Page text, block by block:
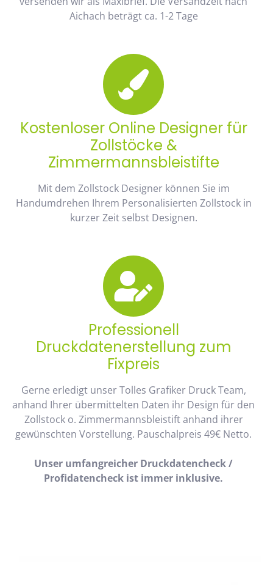
Aichach beträgt ca. 1-2 Tage
Kostenloser Online Designer für
Zollstöcke &
Zimmermannsbleistifte
Mit dem Zollstock Designer können Sie im
Handumdrehen Ihrem Personalisierten Zollstock in
kurzer Zeit selbst Designen.
Professionell
Druckdatenerstellung zum
Fixpreis
Gerne erledigt unser Tolles Grafiker Druck Team,
anhand Ihrer übermittelten Daten ihr Design für den
Zollstock o. Zimmermannsbleistift anhand ihrer
gewünschten Vorstellung. Pauschalpreis 49€ Netto.
Unser umfangreicher Druckdatencheck /
Profidatencheck ist immer inklusive.